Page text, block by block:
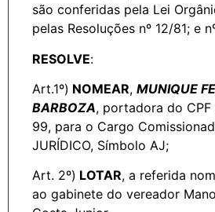
são conferidas pela Lei
pelas Resoluções nº 12/81; e
RESOLVE:
Art.1º) NOMEAR, MUNIQUE
BARBOZA, portadora do CPF
99, para o Cargo
JURÍDICO, Símbolo AJ;
Art. 2º) LOTAR, a referida
ao gabinete do vereador